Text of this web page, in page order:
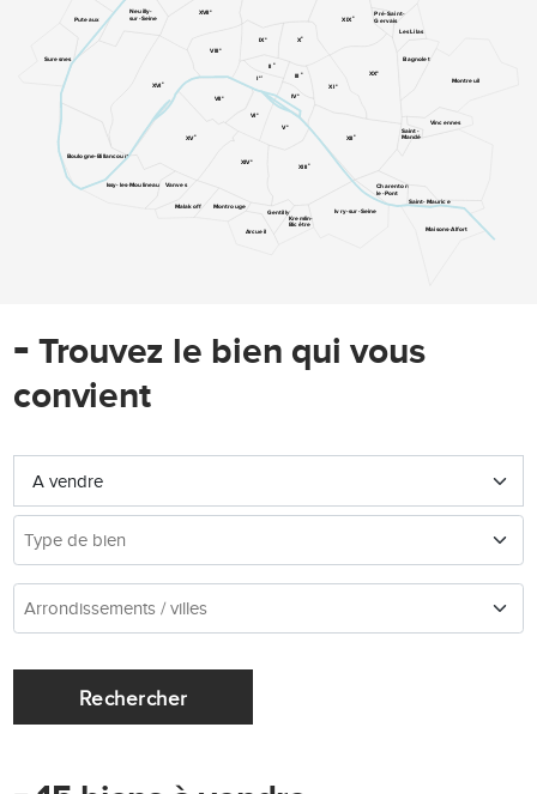
er
II e
III e
IVe
Ve
VIe
VII e
VIII e
IXe Xe
XI e
XII e
XIII e
XIVe
XVe
XVI e
XVIIe
XIX e
XXe
Arcueil
Bagnolet
Boulogne-Billancourt
Charenton-
le-Pont
Gentilly
Issy-les-Moulineaux
Ivry-sur-Seine
Kremlin-
Bicêtre
Les Lilas
Maisons-Alfort
Malakoff
Montreuil
Montrouge
Neuilly-
sur-Seine
Pré-Saint-
Gervais
Puteaux
Saint-
Mandé
Saint-Maurice
Suresnes
Vanves
Vincennes
- Trouvez le bien qui vous
convient
Rechercher